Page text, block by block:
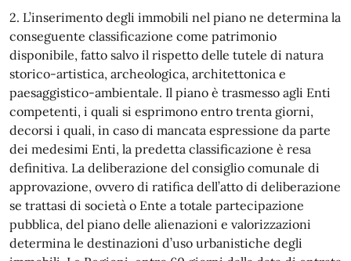
2. L’inserimento degli immobili nel piano ne determina la
conseguente classificazione come patrimonio
disponibile, fatto salvo il rispetto delle tutele di natura
storico-artistica, archeologica, architettonica e
paesaggistico-ambientale. Il piano è trasmesso agli Enti
competenti, i quali si esprimono entro trenta giorni,
decorsi i quali, in caso di mancata espressione da parte
dei medesimi Enti, la predetta classificazione è resa
definitiva. La deliberazione del consiglio comunale di
approvazione, ovvero di ratifica dell’atto di deliberazione
se trattasi di società o Ente a totale partecipazione
pubblica, del piano delle alienazioni e valorizzazioni
determina le destinazioni d’uso urbanistiche degli